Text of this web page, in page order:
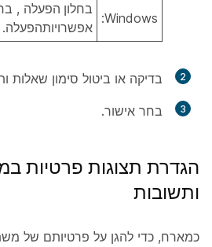
Windows:
בחלון הפעלה ,
אפשרויותהפעלה.
2 בדיקה או ביטול סימון שאלות
3 בחר אישור.
הגדרת תצוגות פרטיות
ותשובות
כמארח, כדי להגן על פרטיותם של